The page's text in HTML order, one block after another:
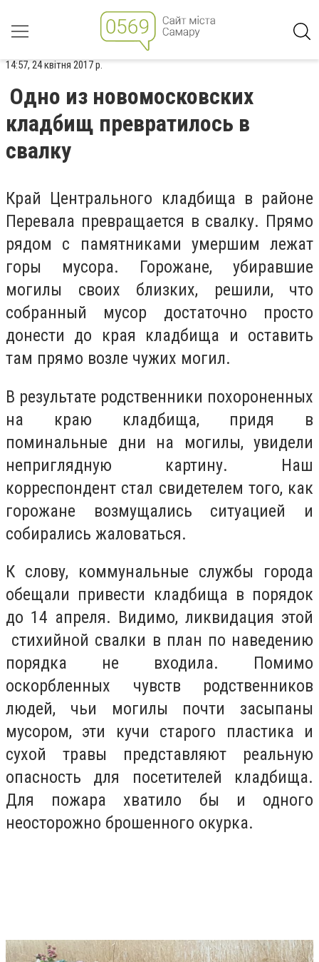
14:57, 24 квітня 2017 р.
Одно из новомосковских
кладбищ превратилось в
свалку
Край Центрального кладбища в районе
Перевала превращается в свалку. Прямо
рядом с памятниками умершим лежат
горы мусора. Горожане, убиравшие
могилы своих близких, решили, что
собранный мусор достаточно просто
донести до края кладбища и оставить
там прямо возле чужих могил.
В результате родственники похороненных
на краю кладбища, придя в
поминальные дни на могилы, увидели
неприглядную картину. Наш
корреспондент стал свидетелем того, как
горожане возмущались ситуацией и
собирались жаловаться.
К слову, коммунальные службы города
обещали привести кладбища в порядок
до 14 апреля. Видимо, ликвидация этой
стихийной свалки в план по наведению
порядка не входила. Помимо
оскорбленных чувств родственников
людей, чьи могилы почти засыпаны
мусором, эти кучи старого пластика и
сухой травы представляют реальную
опасность для посетителей кладбища.
Для пожара хватило бы и одного
неосторожно брошенного окурка.